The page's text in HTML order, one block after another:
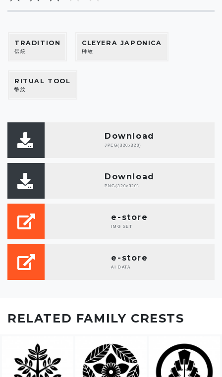
TRADITION
伝統
CLEYERA JAPONICA
榊紋
RITUAL TOOL
幣紋
Download
JPEG(320x320)
Download
PNG(320x320)
e-store
IMG SET
e-store
AI DATA
RELATED FAMILY CRESTS